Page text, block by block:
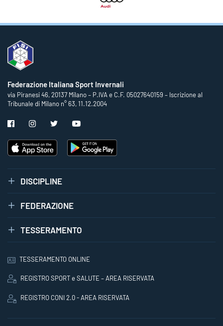
Federazione Italiana Sport Invernali
via Piranesi 46, 20137 Milano – P.IVA e C.F. 05027640159 – Iscrizione al
Tribunale di Milano n° 63, 11.12.2004
DISCIPLINE
FEDERAZIONE
TESSERAMENTO
TESSERAMENTO ONLINE
REGISTRO SPORT e SALUTE – AREA RISERVATA
REGISTRO CONI 2.0 - AREA RISERVATA